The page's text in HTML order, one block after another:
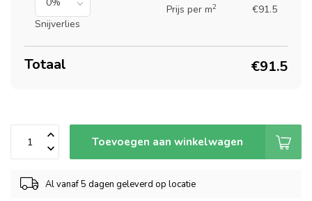
Snijverlies
Prijs per m2 €91.5
Totaal €91.5
Toevoegen aan winkelwagen
Al vanaf 5 dagen geleverd op locatie